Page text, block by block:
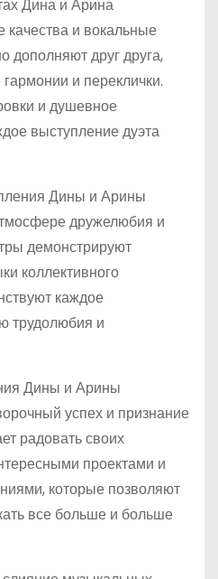
Дина и Арина
и вокальные
дополняют друг друга,
и переклички.
и душевное
выступление дуэта
Дины и Арины
дружелюбия и
демонстрируют
коллективного
каждое
трудолюбия и
Дины и Арины
успех и признание
радовать своих
проектами и
которые позволяют
все больше и больше